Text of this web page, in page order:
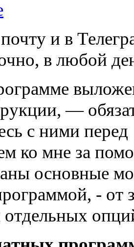
и в
в любой
—
с ними перед
ко мне за
основные
- от
отдельных